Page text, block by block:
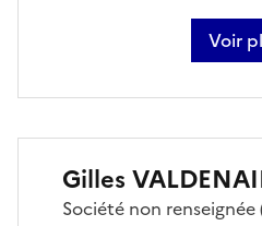
Voir
sur
Gilles
Société non renseignée